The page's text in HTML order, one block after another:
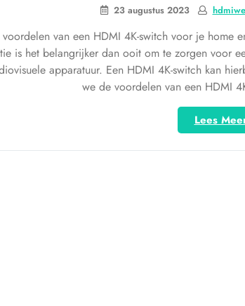
23 augustus 2023
van een HDMI 4K-switch voor je home
is het belangrijker dan ooit om te zorgen voor
apparatuur. Een HDMI 4K-switch kan
we de voordelen van een HDMI
Lees